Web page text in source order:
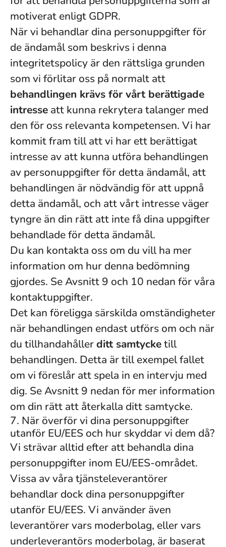
motiverat enligt GDPR.
När vi behandlar dina personuppgifter för
de ändamål som beskrivs i denna
integritetspolicy är den rättsliga grunden
som vi förlitar oss på normalt att
behandlingen krävs för vårt berättigade
intresse att kunna rekrytera talanger med
den för oss relevanta kompetensen. Vi har
kommit fram till att vi har ett berättigat
intresse av att kunna utföra behandlingen
av personuppgifter för detta ändamål, att
behandlingen är nödvändig för att uppnå
detta ändamål, och att vårt intresse väger
tyngre än din rätt att inte få dina uppgifter
behandlade för detta ändamål.
Du kan kontakta oss om du vill ha mer
information om hur denna bedömning
gjordes. Se Avsnitt 9 och 10 nedan för våra
kontaktuppgifter.
Det kan föreligga särskilda omständigheter
när behandlingen endast utförs om och när
du tillhandahållerditt samtycketill
behandlingen. Detta är till exempel fallet
om vi föreslår att spela in en intervju med
dig. Se Avsnitt 9 nedan för mer information
om din rätt att återkalla ditt samtycke.
7. När överför vi dina personuppgifter
utanför EU/EES och hur skyddar vi dem då?
Vi strävar alltid efter att behandla dina
personuppgifter inom EU/EES-området.
Vissa av våra tjänsteleverantörer
behandlar dock dina personuppgifter
utanför EU/EES. Vi använder även
leverantörer vars moderbolag, eller vars
underleverantörs moderbolag, är baserat